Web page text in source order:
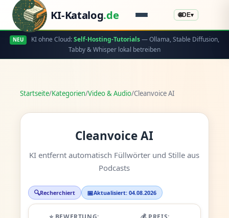
KI-Katalog.de 🌐DE▾
NEU KI ohne Cloud:Self-Hosting-Tutorials— Ollama, Stable Diffusion,
Tabby & Whisper lokal betreiben
Startseite/Kategorien/Video & Audio/Cleanvoice AI
Cleanvoice AI
KI entfernt automatisch Füllwörter und Stille aus
Podcasts
🔍Recherchiert 📅Aktualisiert: 04.08.2026